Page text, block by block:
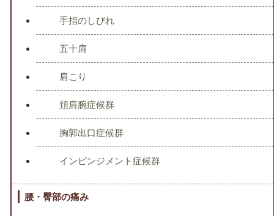
手指のしびれ
五十肩
肩こり
頚肩腕症候群
胸郭出口症候群
インピンジメント症候群
腰・臀部の痛み